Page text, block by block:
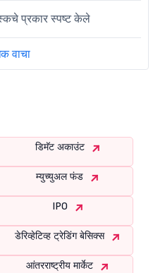
प्रकार स्पष्ट केले
वाचा
डिमॅट अकाउंट
म्युच्युअल फंड
IPO
डेरिव्हेटिव्ह ट्रेडिंग बेसिक्स
आंतरराष्ट्रीय मार्केट